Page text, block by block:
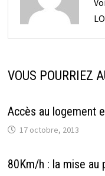
VOUS POURRIEZ
Accès au logement
17 octobre, 2013
80Km/h : la mise au